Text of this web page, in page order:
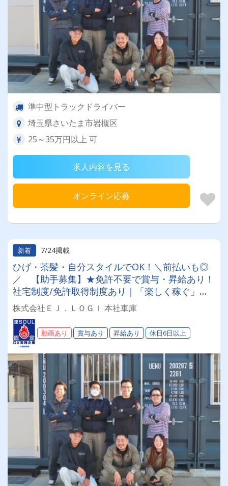
準中型トラックドライバー
埼玉県さいたま市岩槻区
25～35万円以上 可
求人内容を見る
オンライン応募
新着 7/24掲載
ひげ・茶髪・自分スタイルでOK！＼前払いも◎
／ 【助手募集】★免許不要で賞与・昇給あり！
社宅制度/免許取得制度あり｜「楽しく稼ぐ」が
合言葉！男女共に活躍中♪
株式会社ＥＪ．ＬＯＧＩ 本社車庫
動画あり 賞与あり 昇給あり 休日6日以上